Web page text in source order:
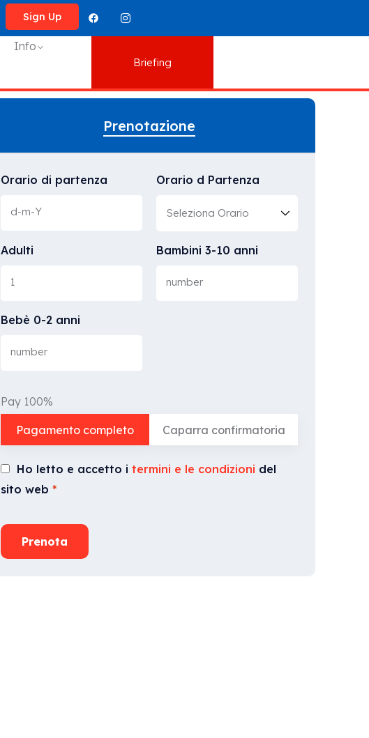
Sign Up
Info
Briefing
Prenotazione
Orario di partenza Orario d Partenza
Adulti Bambini 3-10 anni
Bebè 0-2 anni
Pay 100%
Pagamento completo Caparra confirmatoria
Ho letto e accetto i termini e le condizioni del
sito web *
Prenota